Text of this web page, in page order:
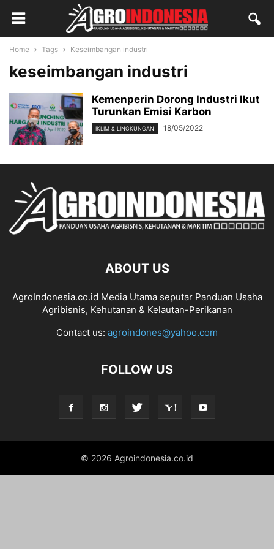
Home Tags Keseimbangan industri
keseimbangan industri
Kemenperin Dorong Industri Ikut
Turunkan Emisi Karbon
IKLIM & LINGKUNGAN 18/05/2022
ABOUT US
AgroIndonesia.co.id Media Utama seputar Panduan Usaha
Agribisnis, Kehutanan & Kelautan-Perikanan
Contact us: agroindones@yahoo.com
FOLLOW US
© 2026 Agroindonesia.co.id